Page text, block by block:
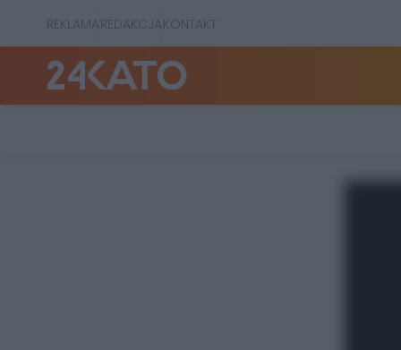
REKLAMAREDAKCJAKONTAKT